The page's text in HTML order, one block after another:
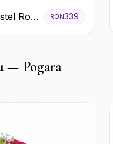
Roz
RON339
— Pogara